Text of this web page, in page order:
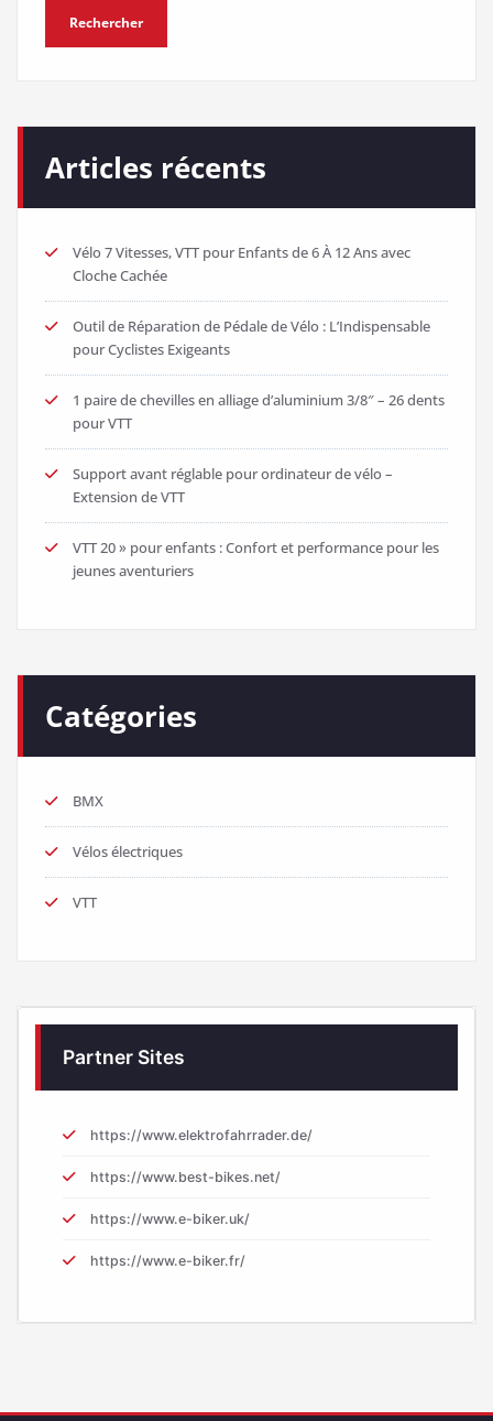
Rechercher
Articles récents
Vélo 7 Vitesses, VTT pour Enfants de 6 À 12 Ans avec
Cloche Cachée
Outil de Réparation de Pédale de Vélo : L’Indispensable
pour Cyclistes Exigeants
1 paire de chevilles en alliage d’aluminium 3/8″ – 26 dents
pour VTT
Support avant réglable pour ordinateur de vélo –
Extension de VTT
VTT 20 » pour enfants : Confort et performance pour les
jeunes aventuriers
Catégories
BMX
Vélos électriques
VTT
Partner Sites
https://www.elektrofahrrader.de/
https://www.best-bikes.net/
https://www.e-biker.uk/
https://www.e-biker.fr/